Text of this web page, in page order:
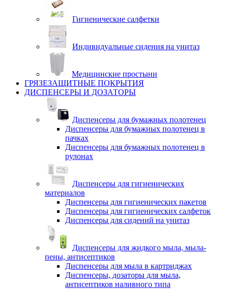
Гигиенические салфетки
Индивидуальные сидения на унитаз
Медицинские простыни
ГРЯЗЕЗАЩИТНЫЕ ПОКРЫТИЯ
ДИСПЕНСЕРЫ И ДОЗАТОРЫ
Диспенсеры для бумажных полотенец
Диспенсеры для бумажных полотенец в
пачках
Диспенсеры для бумажных полотенец в
рулонах
Диспенсеры для гигиенических
материалов
Диспенсеры для гигиенических пакетов
Диспенсеры для гигиенических салфеток
Диспенсеры для сидений на унитаз
Диспенсеры для жидкого мыла, мыла-
пены, антисептиков
Диспенсеры для мыла в картриджах
Диспенсеры, дозаторы для мыла,
антисептиков наливного типа